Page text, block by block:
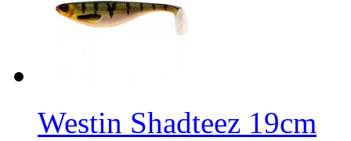
Westin Shadteez 19cm